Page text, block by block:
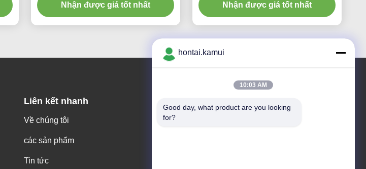
IP56 cho Tua bin
Nhận được giá tốt nhất
chống nước IP56
Nhận được giá tốt nhất
Liên kết nhanh
Về chúng tôi
các sản phẩm
Tin tức
Địa chỉ công ty
hontai.kamui
10:03 AM
Good day, what product are you looking
for?